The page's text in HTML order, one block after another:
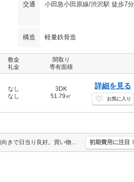
交通
小田急小田原線/渋沢駅 徒歩7分
構造 軽量鉄骨造
敷金
礼金
間取り
専有面積
なし
なし
3DK
51.79㎡
詳細を見る
お気に入り
Ｊ－ＣＯＭ対応。通勤通学便利。室内に洗濯機置場あり。南向きで日当り良好。買い物便利。生活環境良好。仲介手数料家賃の0.55ヶ月分(税込)。あなたの新生活応援します！。 初期費用に注目！